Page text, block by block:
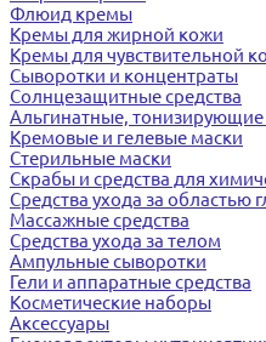
Флюид кремы
Кремы для жирной кожи
Кремы для чувствительной
Сыворотки и концентраты
Солнцезащитные средства
Альгинатные,
Кремовые и гелевые маски
Стерильные маски
Скрабы и средства для
Средства ухода за областью
Массажные средства
Средства ухода за телом
Ампульные сыворотки
Гели и аппаратные средства
Косметические наборы
Аксессуары